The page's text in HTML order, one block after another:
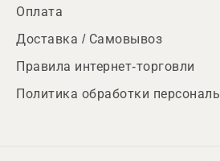
Оплата
Доставка / Самовывоз
Правила интернет-торговли
Политика обработки